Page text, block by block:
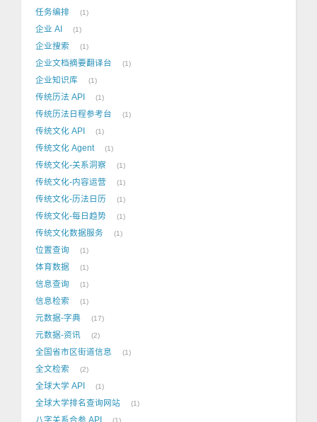
任务编排 1
企业 AI 1
企业搜索 1
企业文档摘要翻译台 1
企业知识库 1
传统历法 API 1
传统历法日程参考台 1
传统文化 API 1
传统文化 Agent 1
传统文化-关系洞察 1
传统文化-内容运营 1
传统文化-历法日历 1
传统文化-每日趋势 1
传统文化数据服务 1
位置查询 1
体育数据 1
信息查询 1
信息检索 1
元数据-字典 17
元数据-资讯 2
全国省市区街道信息 1
全文检索 2
全球大学 API 1
全球大学排名查询网站 1
八字关系合参 API 1